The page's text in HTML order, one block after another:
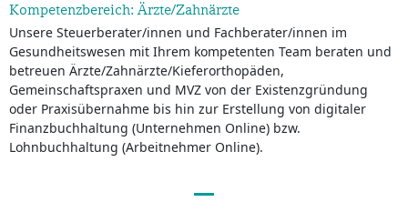
Kompetenzbereich: Ärzte/Zahnärzte
Unsere Steuerberater/innen und Fachberater/innen im
Gesundheitswesen mit Ihrem kompetenten Team beraten und
betreuen Ärzte/Zahnärzte/Kieferorthopäden,
Gemeinschaftspraxen und MVZ von der Existenzgründung
oder Praxisübernahme bis hin zur Erstellung von digitaler
Finanzbuchhaltung (Unternehmen Online) bzw.
Lohnbuchhaltung (Arbeitnehmer Online).